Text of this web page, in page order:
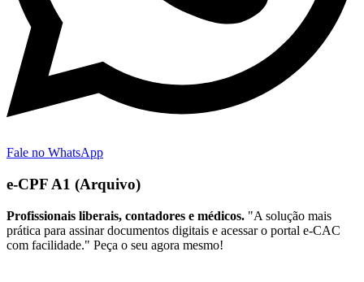
Fale no WhatsApp
e-CPF A1 (Arquivo)
Profissionais liberais, contadores e médicos. "A solução mais
prática para assinar documentos digitais e acessar o portal e-CAC
com facilidade." Peça o seu agora mesmo!